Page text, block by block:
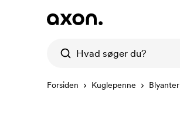
Forsiden Kuglepenne Blyanter